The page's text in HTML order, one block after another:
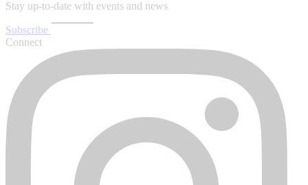
Stay up-to-date with events and news
Subscribe
Connect